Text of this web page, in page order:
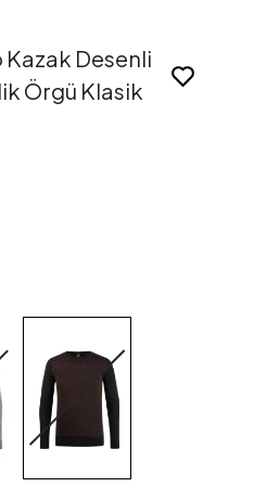
Kazak Desenli
Örgü Klasik